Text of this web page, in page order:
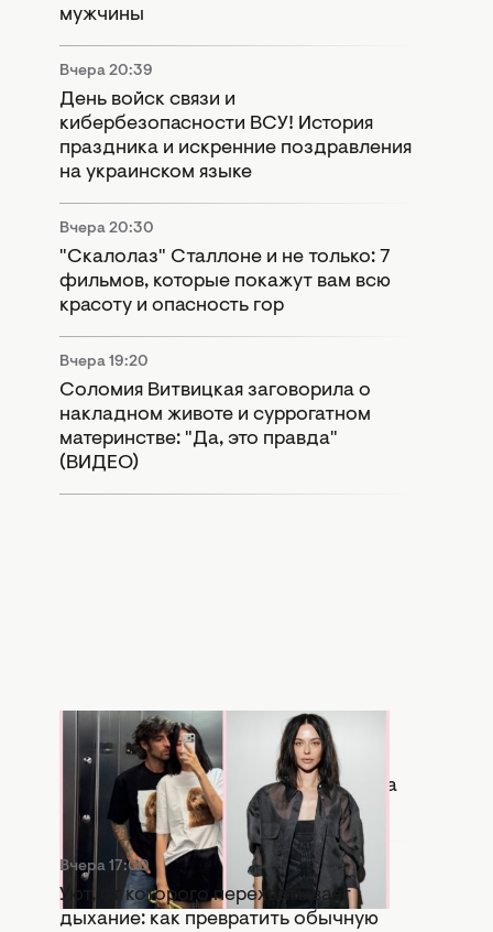
мужчины
Вчера 20:39
День войск связи и
кибербезопасности ВСУ! История
праздника и искренние поздравления
на украинском языке
Вчера 20:30
"Скалолаз" Сталлоне и не только: 7
фильмов, которые покажут вам всю
красоту и опасность гор
Вчера 19:20
Соломия Витвицкая заговорила о
накладном животе и суррогатном
материнстве: "Да, это правда"
(ВИДЕО)
Вчера 17:56
Копия бывшей: в Сети активно
сравнивают новую девушку Дантеса
с Дорофеевой (ФОТО)
Вчера 17:00
Уют, от которого перехватывает
дыхание: как превратить обычную